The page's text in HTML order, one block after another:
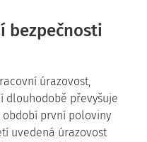
bezpečnosti
úrazovost,
dlouhodobě převyšuje
období první poloviny
uvedená úrazovost